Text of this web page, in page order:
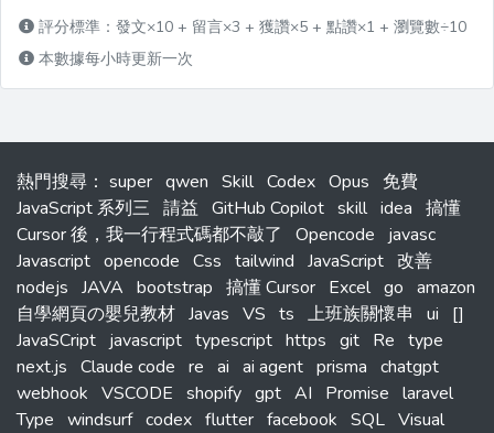
評分標準：發文×10 + 留言×3 + 獲讚×5 + 點讚×1 + 瀏覽數÷10
本數據每小時更新一次
熱門搜尋 ： super qwen Skill Codex Opus
免費
JavaScript 系列三 請益 GitHub Copilot skill idea 搞懂
Cursor 後，我一行程式碼都不敲了
Opencode
javasc
Javascript opencode Css tailwind JavaScript 改善
nodejs JAVA bootstrap 搞懂 Cursor Excel go amazon
自學網頁の嬰兒教材 Javas VS ts 上班族關懷串 ui
[]
JavaSCript javascript typescript https git Re type
next.js Claude code re ai ai agent prisma chatgpt
webhook VSCODE shopify gpt AI Promise laravel
Type windsurf codex flutter facebook SQL Visual